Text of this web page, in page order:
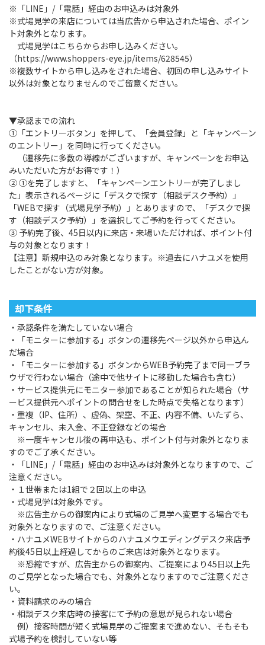
※「LINE」/「電話」経由のお申込みは対象外
※式場見学の来店については当広告から申込された場合、ポイン
ト対象外となります。
式場見学はこちらからお申し込みください。
（https://www.shoppers-eye.jp/items/628545）
※複数サイトから申し込みをされた場合、初回の申し込みサイト
以外は対象となりませんのでご留意ください。
▼承認までの流れ
①「エントリーボタン」を押して、「会員登録」と「キャンペーン
のエントリー」を同時に行ってください。
（遷移先に多数の導線がございますが、キャンペーンをお申込
みいただいた方がお得です！）
② ①を完了しますと、「キャンペーンエントリーが完了しまし
た」表示されるページに「デスクで探す（相談デスク予約）」
「WEBで探す（式場見学予約）」とありますので、「デスクで探
す（相談デスク予約）」を選択してご予約を行ってください。
③ 予約完了後、45日以内に来店・来場いただければ、ポイント付
与の対象となります！
【注意】新規申込のみ対象となります。※過去にハナユメを使用
したことがない方が対象。
却下条件
・承認条件を満たしていない場合
・「モニターに参加する」ボタンの遷移先ページ以外から申込ん
だ場合
・「モニターに参加する」ボタンからWEB予約完了まで同一ブラ
ウザで行わない場合（途中で他サイトに移動した場合も含む）
・サービス提供元にモニター参加であることが知られた場合（サ
ービス提供元へポイントの問合せをした時点で失格となります）
・重複（IP、住所）、虚偽、架空、不正、内容不備、いたずら、
キャンセル、未入金、不正登録などの場合
※一度キャンセル後の再申込も、ポイント付与対象外となりま
すのでご了承ください。
・「LINE」/「電話」経由のお申込みは対象外となりますので、ご
注意ください。
・１世帯または1組で２回以上の申込
・式場見学は対象外です。
※広告主からの御案内により式場のご見学へ変更する場合でも
対象外となりますので、ご注意ください。
・ハナユメWEBサイトからのハナユメウエディングデスク来店予
約後45日以上経過してからのご来店は対象外となります。
※恐縮ですが、広告主からの御案内、ご提案により45日以上先
のご見学となった場合でも、対象外となりますのでご注意くださ
い。
・資料請求のみの場合
・相談デスク来店時の接客にて予約の意思が見られない場合
例）接客時間が短く式場見学のご提案まで進めない、そもそも
式場予約を検討していない等